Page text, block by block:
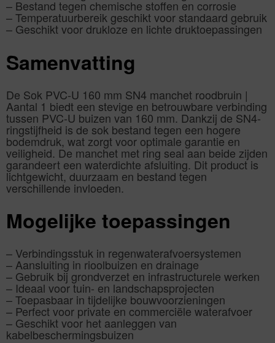
– Bestand tegen chemische stoffen en corrosie
– Temperatuurbereik geschikt voor standaard gebruik
– Geschikt voor drukloze en lichte druktoepassingen
Samenvatting
De Sok PVC-U 160 mm SN4 manchet roodbruin |
Aantal 1 biedt een stevige en betrouwbare verbinding
tussen PVC-U buizen van 160 mm. Dankzij de SN4-
ringstijfheid is de sok bestand tegen een hogere
bodemdruk, wat zorgt voor optimale garantie en
veiligheid. De manchet met ring seal aan beide zijden
garandeert een waterdichte afsluiting. Dit product is
lichtgewicht, duurzaam en bestand tegen
verschillende invloeden.
Mogelijke toepassingen
– Verbindingsstuk in regenwaterafvoersystemen
– Aansluiting in rioolbuizen en drainage
– Gebruik bij grondverzet en infrastructurele werken
– Ideaal voor tuin- en landschapsprojecten
– Toepasbaar in tijdelijke bouwvoorzieningen
– Perfect voor private en commerciële waterafvoer
– Geschikt voor het aanleggen van
kabelbeschermingsbuizen